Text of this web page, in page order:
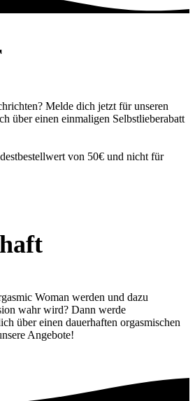
Melde dich jetzt für unseren
über einen einmaligen Selbstlieberabatt
von 50€ und nicht für
Woman werden und dazu
wahr wird? Dann werde
über einen dauerhaften orgasmischen
Angebote!